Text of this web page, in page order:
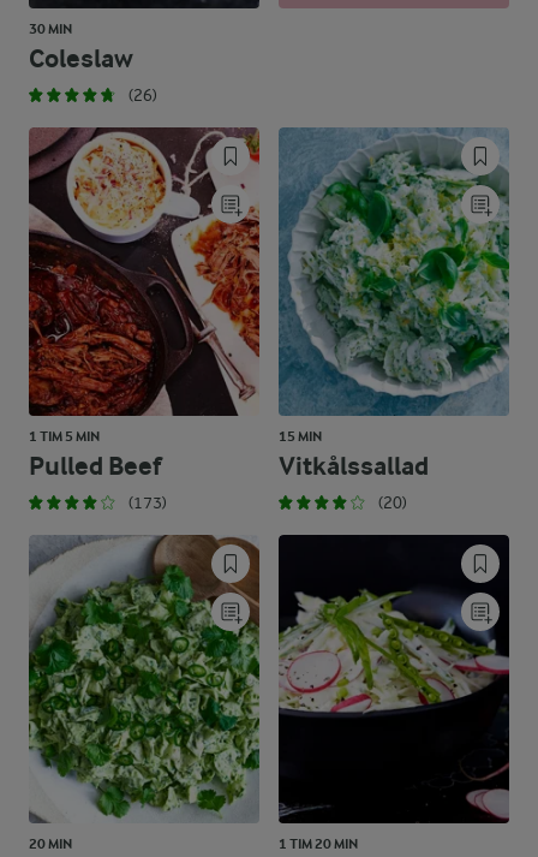
30 MIN
Coleslaw
(26)
1 TIM 5 MIN
Pulled Beef
(173)
15 MIN
Vitkålssallad
(20)
20 MIN 1 TIM 20 MIN